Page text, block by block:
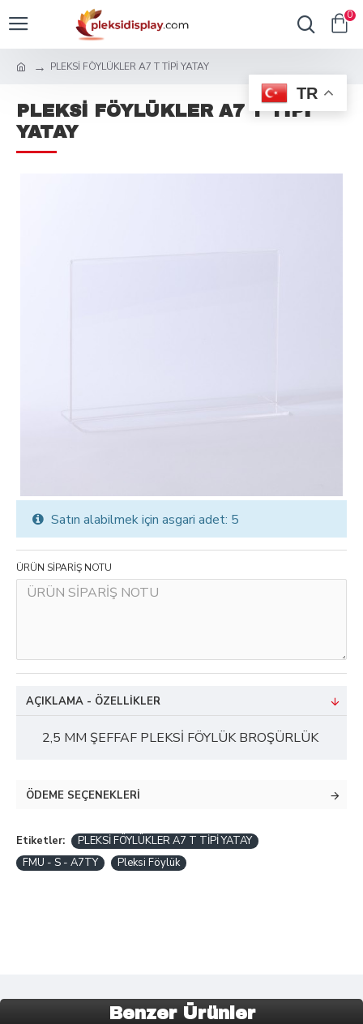
TR
0
PLEKSİ FÖYLÜKLER A7 T TİPİ YATAY
PLEKSİ FÖYLÜKLER A7 T TİPİ
YATAY
ÜRÜN SİPARİŞ NOTU
Satın alabilmek için asgari adet: 5
AÇIKLAMA - ÖZELLIKLER
2,5 MM ŞEFFAF PLEKSİ FÖYLÜK BROŞÜRLÜK
ÖDEME SEÇENEKLERI
Etiketler:
PLEKSİ FÖYLÜKLER A7 T TİPİ YATAY
FMU - S - A7TY
Pleksi Föylük
Benzer Ürünler